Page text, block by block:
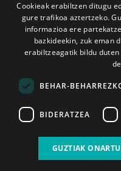
2026ko eka. 1a
Cookieak erabiltzen ditugu
gure trafikoa aztertzeko.
informazioa ere
bazkideekin, zuk eman
erabiltzeagatik bildu
BEHAR-
BIDERATZEA
GUZTIAK ONARTU